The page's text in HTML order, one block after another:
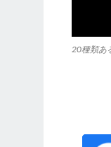
20種類あ